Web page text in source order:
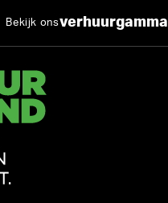
Bekijk onsverhuurgamma